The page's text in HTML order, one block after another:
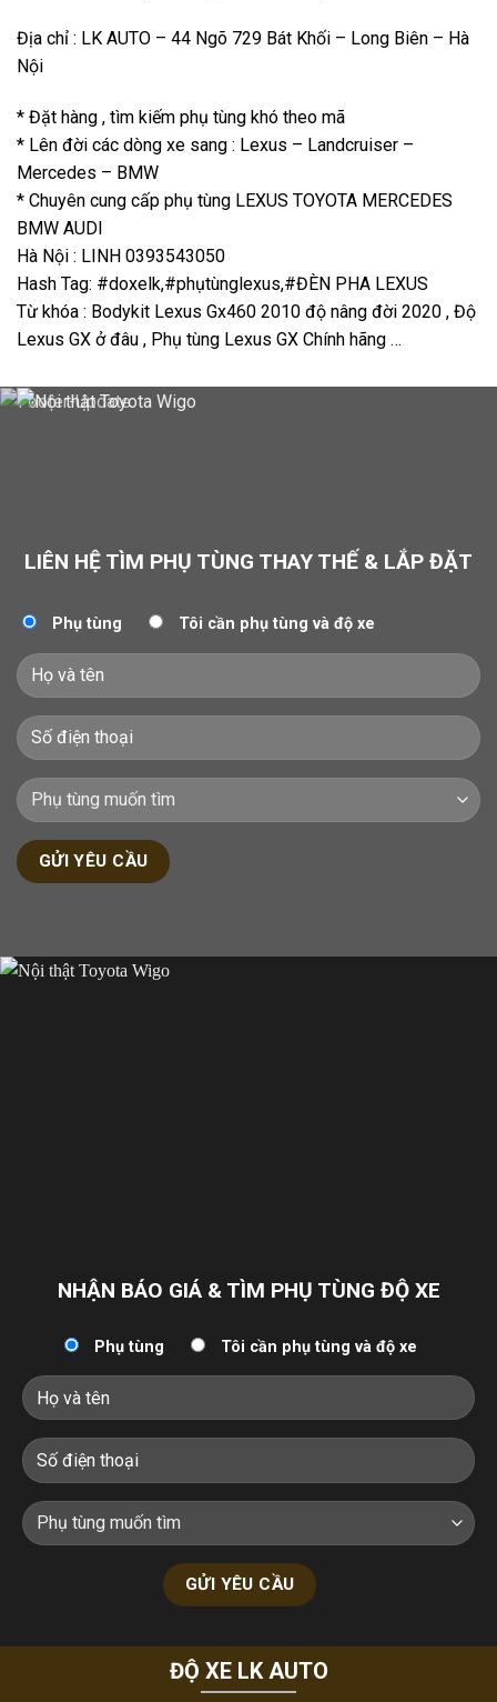
Địa chỉ : LK AUTO – 44 Ngõ 729 Bát Khối – Long Biên – Hà
Nội
* Đặt hàng , tìm kiếm phụ tùng khó theo mã
* Lên đời các dòng xe sang : Lexus – Landcruiser –
Mercedes – BMW
* Chuyên cung cấp phụ tùng LEXUS TOYOTA MERCEDES
BMW AUDI
Hà Nội : LINH 0393543050
Hash Tag: #doxelk,#phụtùnglexus,#ĐÈN PHA LEXUS
Từ khóa : Bodykit Lexus Gx460 2010 độ nâng đời 2020 , Độ
Lexus GX ở đâu , Phụ tùng Lexus GX Chính hãng …
LIÊN HỆ TÌM PHỤ TÙNG THAY THẾ & LẮP ĐẶT
Phụ tùng Tôi cần phụ tùng và độ xe
NHẬN BÁO GIÁ & TÌM PHỤ TÙNG ĐỘ XE
Phụ tùng Tôi cần phụ tùng và độ xe
ĐỘ XE LK AUTO